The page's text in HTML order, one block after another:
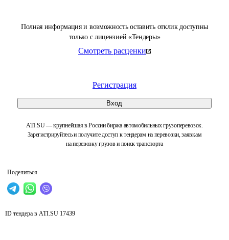
Полная информация и возможность оставить отклик доступны
только с лицензией «Тендеры»
Смотреть расценки
Регистрация
Вход
ATI.SU — крупнейшая в России биржа автомобильных грузоперевозок.
Зарегистрируйтесь и получите доступ к тендерам на перевозки, заявкам
на перевозку грузов и поиск транспорта
Поделиться
ID тендера в ATI.SU 17439